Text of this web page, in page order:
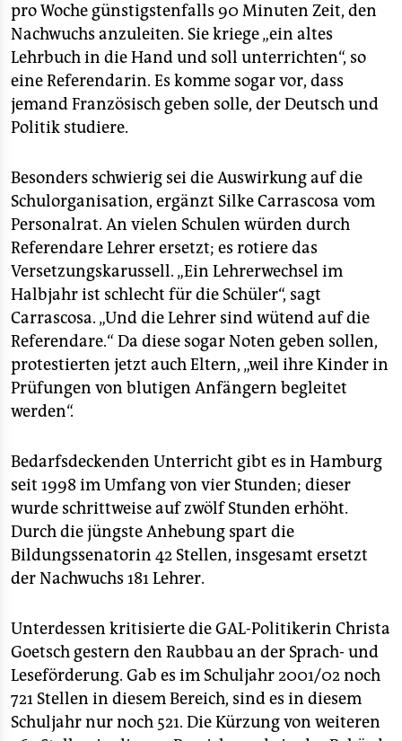
pro Woche günstigstenfalls 90 Minuten Zeit, den
Nachwuchs anzuleiten. Sie kriege „ein altes
Lehrbuch in die Hand und soll unterrichten“, so
eine Referendarin. Es komme sogar vor, dass
jemand Französisch geben solle, der Deutsch und
Politik studiere.
Besonders schwierig sei die Auswirkung auf die
Schulorganisation, ergänzt Silke Carrascosa vom
Personalrat. An vielen Schulen würden durch
Referendare Lehrer ersetzt; es rotiere das
Versetzungskarussell. „Ein Lehrerwechsel im
Halbjahr ist schlecht für die Schüler“, sagt
Carrascosa. „Und die Lehrer sind wütend auf die
Referendare.“ Da diese sogar Noten geben sollen,
protestierten jetzt auch Eltern, „weil ihre Kinder in
Prüfungen von blutigen Anfängern begleitet
werden“.
Bedarfsdeckenden Unterricht gibt es in Hamburg
seit 1998 im Umfang von vier Stunden; dieser
wurde schrittweise auf zwölf Stunden erhöht.
Durch die jüngste Anhebung spart die
Bildungssenatorin 42 Stellen, insgesamt ersetzt
der Nachwuchs 181 Lehrer.
Unterdessen kritisierte die GAL-Politikerin Christa
Goetsch gestern den Raubbau an der Sprach- und
Leseförderung. Gab es im Schuljahr 2001/02 noch
721 Stellen in diesem Bereich, sind es in diesem
Schuljahr nur noch 521. Die Kürzung von weiteren